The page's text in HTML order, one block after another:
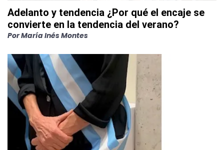
Adelanto y tendencia ¿Por qué el encaje se
convierte en la tendencia del verano?
PorMaría Inés Montes